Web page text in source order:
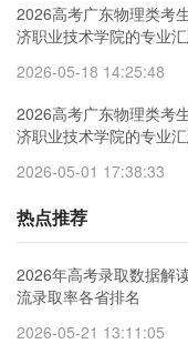
2026高考广东物理类考
济职业技术学院的专业
2026-05-18 14:25:48
2026高考广东物理类考
济职业技术学院的专业
2026-05-01 17:38:33
热点推荐
2026年高考录取数据解
流录取率各省排名
2026-05-21 13:11:05